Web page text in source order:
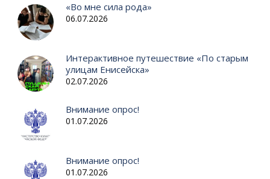
«Во мне сила рода»
06.07.2026
Интерактивное путешествие «По старым
улицам Енисейска»
02.07.2026
Внимание опрос!
01.07.2026
Внимание опрос!
01.07.2026